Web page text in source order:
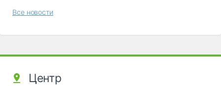
Все новости
Центр